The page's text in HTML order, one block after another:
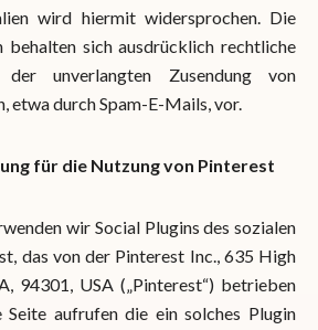
wird hiermit widersprochen. Die
behalten sich ausdrücklich rechtliche
unverlangten Zusendung von
etwa durch Spam-E-Mails, vor.
für die Nutzung von Pinterest
wir Social Plugins des sozialen
das von der Pinterest Inc., 635 High
94301, USA („Pinterest“) betrieben
Seite aufrufen die ein solches Plugin